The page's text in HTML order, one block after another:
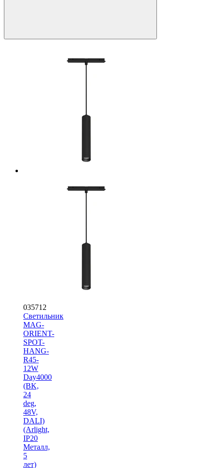
035712
Светильник
MAG-
ORIENT-
SPOT-
HANG-
R45-
12W
Day4000
(BK,
24
deg,
48V,
DALI)
(Arlight,
IP20
Металл,
5
лет)